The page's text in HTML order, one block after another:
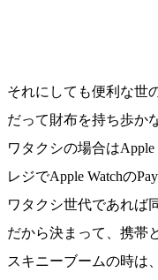
それにしても便利な世
だって財布を持ち歩か
ワタクシの場合はApple
レジでApple Watchの
ワタクシ世代であれば
だから決まって、携帯
スキニーブームの時は